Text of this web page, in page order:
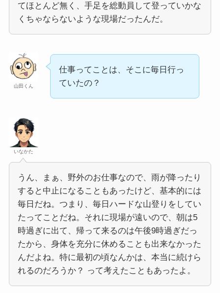
てほとんど無く、手足を総動員して登っていかな
くちゃならないような現場だったんだ。
山田くん
仕事ってことは、そこに毎日行っ
ていたの？
いなかた
うん、まぁ、野外のお仕事なので、雨が降ったり
すると中止になることもあったけど、基本的には
毎日だね。つまり、毎日ハードな山登りをしてい
たってことだね。それに現場が遠いので、朝は5
時過ぎに出て、帰って来るのは午後9時過ぎだっ
たから、身体を充分に休めることも出来なかった
んだよね。特に最初の頃なんかは、本当に続けら
れるのだろうか？ って考えたこともあったよ。